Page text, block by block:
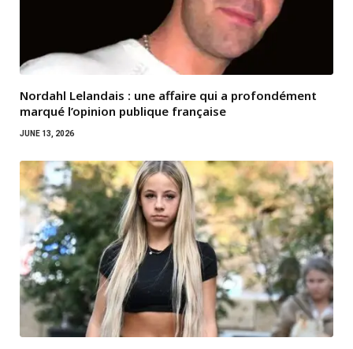
Nordahl Lelandais : une affaire qui a profondément
marqué l’opinion publique française
JUNE 13, 2026